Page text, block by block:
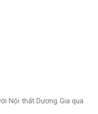
Nội thất Dương Gia qua